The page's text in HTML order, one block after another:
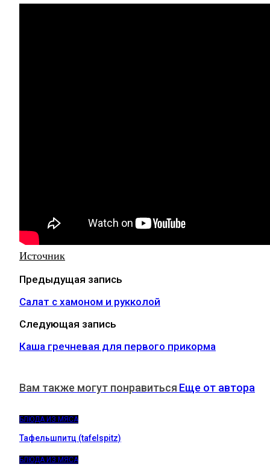
Источник
Предыдущая запись
Салат с хамоном и рукколой
Следующая запись
Каша гречневая для первого прикорма
Вам также могут понравиться Еще от автора
БЛЮДА ИЗ МЯСА
Тафельшпитц (tafelspitz)
БЛЮДА ИЗ МЯСА